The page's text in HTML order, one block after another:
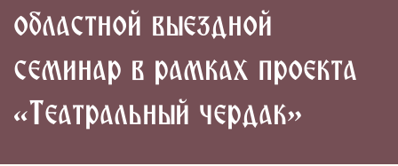
областной выездной
семинар в рамках проекта
«Театральный чердак»